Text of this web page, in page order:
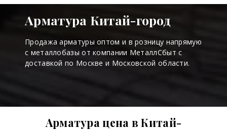
Арматура Китай-город
Продажа арматуры оптом и в розницу напрямую
с металлобазы от компании МеталлСбыт с
доставкой по Москве и Московской области.
Арматура цена в Китай-